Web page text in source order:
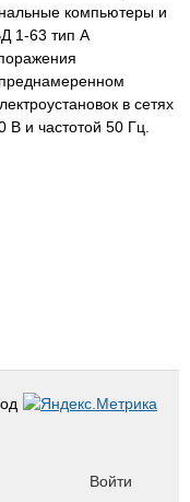
компьютеры и
1-63 тип А
в сетях
В и частотой 50 Гц.
Войти